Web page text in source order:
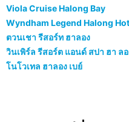
Viola Cruise Halong Bay
Wyndham Legend Halong
ตวนเชา รีสอร์ท ฮาลอง
วินเพิร์ล รีสอร์ต แอนด์ สปา ฮา ล
โนโวเทล ฮาลอง เบย์